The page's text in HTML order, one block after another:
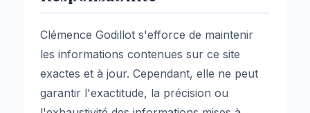
Clémence Godillot s'efforce de maintenir
les informations contenues sur ce site
exactes et à jour. Cependant, elle ne peut
garantir l'exactitude, la précision ou